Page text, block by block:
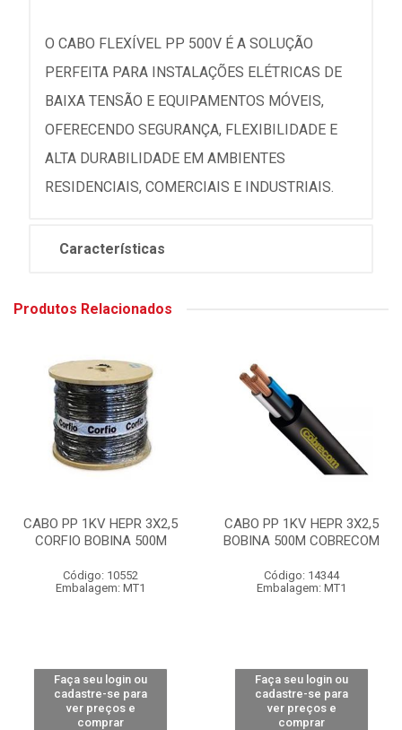
O CABO FLEXÍVEL PP 500V É A SOLUÇÃO
PERFEITA PARA INSTALAÇÕES ELÉTRICAS DE
BAIXA TENSÃO E EQUIPAMENTOS MÓVEIS,
OFERECENDO SEGURANÇA, FLEXIBILIDADE E
ALTA DURABILIDADE EM AMBIENTES
RESIDENCIAIS, COMERCIAIS E INDUSTRIAIS.
Características
Produtos Relacionados
CABO PP 1KV HEPR 3X2,5
CORFIO BOBINA 500M
Código: 10552
Embalagem: MT1
Faça seu login ou
cadastre-se para
ver preços e
comprar
CABO PP 1KV HEPR 3X2,5
BOBINA 500M COBRECOM
Código: 14344
Embalagem: MT1
Faça seu login ou
cadastre-se para
ver preços e
comprar